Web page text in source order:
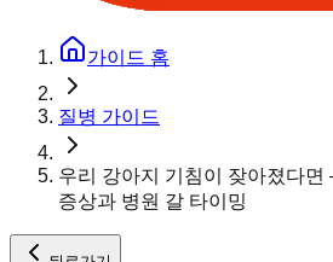
가이드 홈
질병 가이드
우리 강아지 기침이 잦아졌다
증상과 병원 갈 타이밍